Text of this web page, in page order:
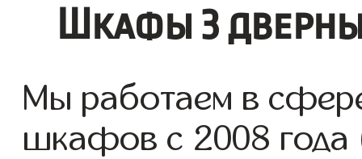
Шкафы 3
Мы работаем в
шкафов с 2008 года